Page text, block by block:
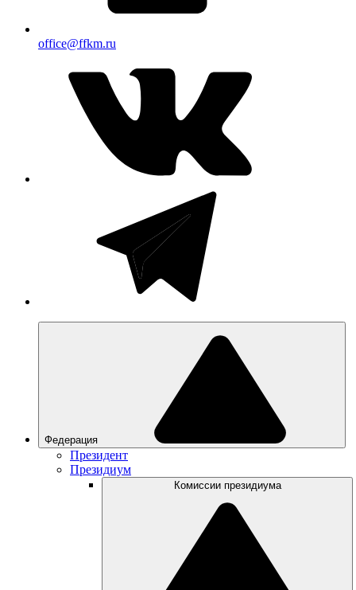
office@ffkm.ru
Федерация
Президент
Президиум
Комиссии президиума